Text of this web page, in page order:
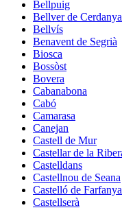
Bellpuig
Bellver de Cerdanya
Bellvís
Benavent de Segrià
Biosca
Bossòst
Bovera
Cabanabona
Cabó
Camarasa
Canejan
Castell de Mur
Castellar de la
Castelldans
Castellnou de Seana
Castelló de Farfanya
Castellserà